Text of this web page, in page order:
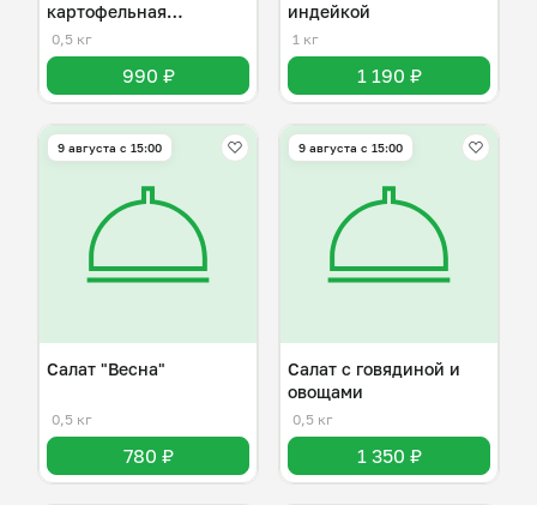
картофельная
(пастуший пирог)
0,5 кг
990 ₽
индейкой
1 кг
1 190 ₽
9 августа с 15:00
Салат "Весна"
0,5 кг
780 ₽
9 августа с 15:00
Салат с говядиной и
овощами
0,5 кг
1 350 ₽